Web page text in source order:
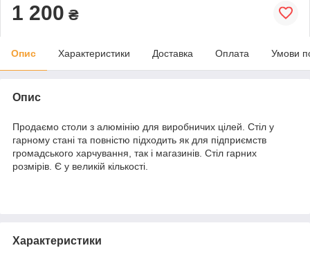
1 200 ₴
Опис Характеристики Доставка Оплата Умови
Опис
Продаємо столи з алюмінію для виробничих цілей. Стіл у
гарному стані та повністю підходить як для підприємств
громадського харчування, так і магазинів. Стіл гарних
розмірів. Є у великій кількості.
Характеристики